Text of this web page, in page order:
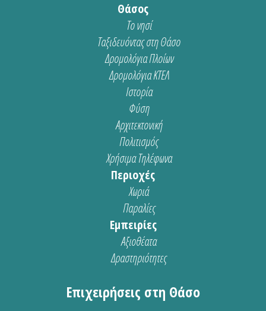
Θάσος
Το νησί
Ταξιδευόντας στη Θάσο
Δρομολόγια Πλοίων
Δρομολόγια ΚΤΕΛ
Ιστορία
Φύση
Αρχιτεκτονική
Πολιτισμός
Χρήσιμα Τηλέφωνα
Περιοχές
Χωριά
Παραλίες
Εμπειρίες
Αξιοθέατα
Δραστηριότητες
Επιχειρήσεις στη Θάσο